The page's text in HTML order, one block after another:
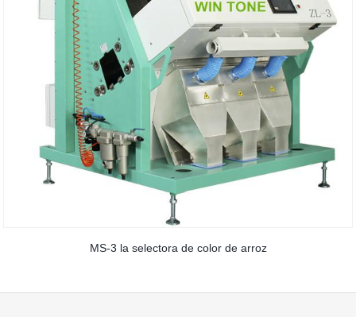
MS-3 la selectora de color de arroz